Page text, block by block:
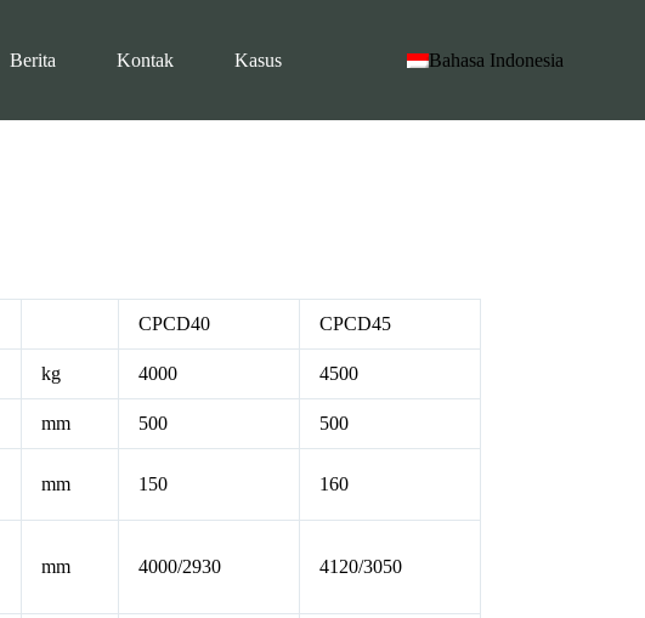
Berita Kontak Kasus Bahasa Indonesia
CPCD40 CPCD45
kg 4000 4500
mm 500 500
mm 150 160
mm 4000/2930 4120/3050